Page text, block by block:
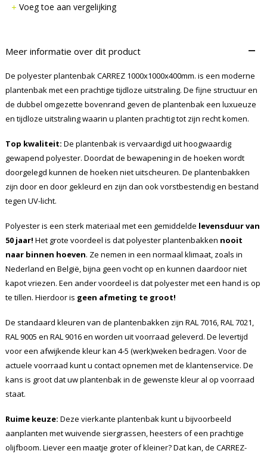
Voeg toe aan vergelijking
Meer informatie over dit product –
De polyester plantenbak CARREZ 1000x1000x400mm. is een moderne
plantenbak met een prachtige tijdloze uitstraling. De fijne structuur en
de dubbel omgezette bovenrand geven de plantenbak een luxueuze
en tijdloze uitstraling waarin u planten prachtig tot zijn recht komen.
Top kwaliteit: De plantenbak is vervaardigd uit hoogwaardig
gewapend polyester. Doordat de bewapening in de hoeken wordt
doorgelegd kunnen de hoeken niet uitscheuren. De plantenbakken
zijn door en door gekleurd en zijn dan ook vorstbestendig en bestand
tegen UV-licht.
Polyester is een sterk materiaal met een gemiddelde levensduur van
50 jaar! Het grote voordeel is dat polyester plantenbakken nooit
naar binnen hoeven. Ze nemen in een normaal klimaat, zoals in
Nederland en België, bijna geen vocht op en kunnen daardoor niet
kapot vriezen. Een ander voordeel is dat polyester met een hand is op
te tillen. Hierdoor is geen afmeting te groot!
De standaard kleuren van de plantenbakken zijn RAL 7016, RAL 7021,
RAL 9005 en RAL 9016 en worden uit voorraad geleverd. De levertijd
voor een afwijkende kleur kan 4-5 (werk)weken bedragen. Voor de
actuele voorraad kunt u contact opnemen met de klantenservice. De
kans is groot dat uw plantenbak in de gewenste kleur al op voorraad
staat.
Ruime keuze: Deze vierkante plantenbak kunt u bijvoorbeeld
aanplanten met wuivende siergrassen, heesters of een prachtige
olijfboom. Liever een maatje groter of kleiner? Dat kan, de CARREZ-